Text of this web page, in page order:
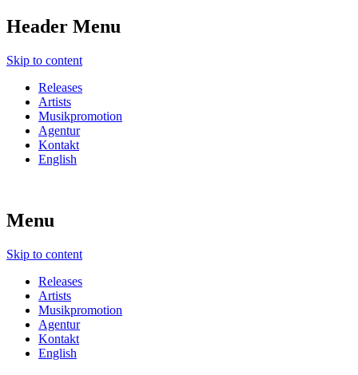
Header Menu
Skip to content
Releases
Artists
Musikpromotion
Agentur
Kontakt
English
Menu
Skip to content
Releases
Artists
Musikpromotion
Agentur
Kontakt
English